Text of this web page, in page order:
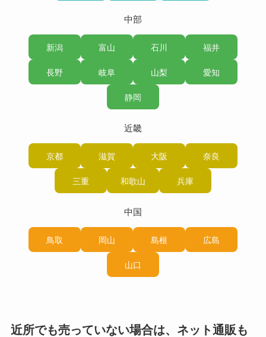
中部
新潟 富山 石川 福井
長野 岐阜 山梨 愛知
静岡
近畿
京都 滋賀 大阪 奈良
三重 和歌山 兵庫
中国
鳥取 岡山 島根 広島
山口
近所でも売っていない場合は、ネット通販も